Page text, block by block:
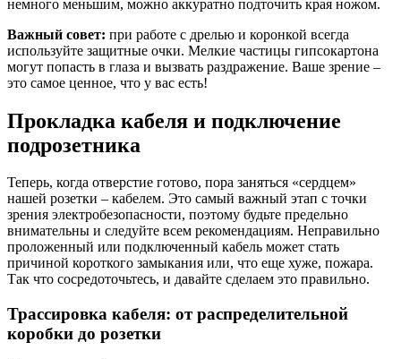
немного меньшим, можно аккуратно подточить края ножом.
Важный совет: при работе с дрелью и коронкой всегда
используйте защитные очки. Мелкие частицы гипсокартона
могут попасть в глаза и вызвать раздражение. Ваше зрение –
это самое ценное, что у вас есть!
Прокладка кабеля и подключение
подрозетника
Теперь, когда отверстие готово, пора заняться «сердцем»
нашей розетки – кабелем. Это самый важный этап с точки
зрения электробезопасности, поэтому будьте предельно
внимательны и следуйте всем рекомендациям. Неправильно
проложенный или подключенный кабель может стать
причиной короткого замыкания или, что еще хуже, пожара.
Так что сосредоточьтесь, и давайте сделаем это правильно.
Трассировка кабеля: от распределительной
коробки до розетки